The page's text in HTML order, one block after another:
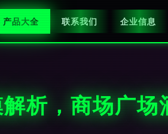
产品大全 联系我们 企业信息
析，商场广场